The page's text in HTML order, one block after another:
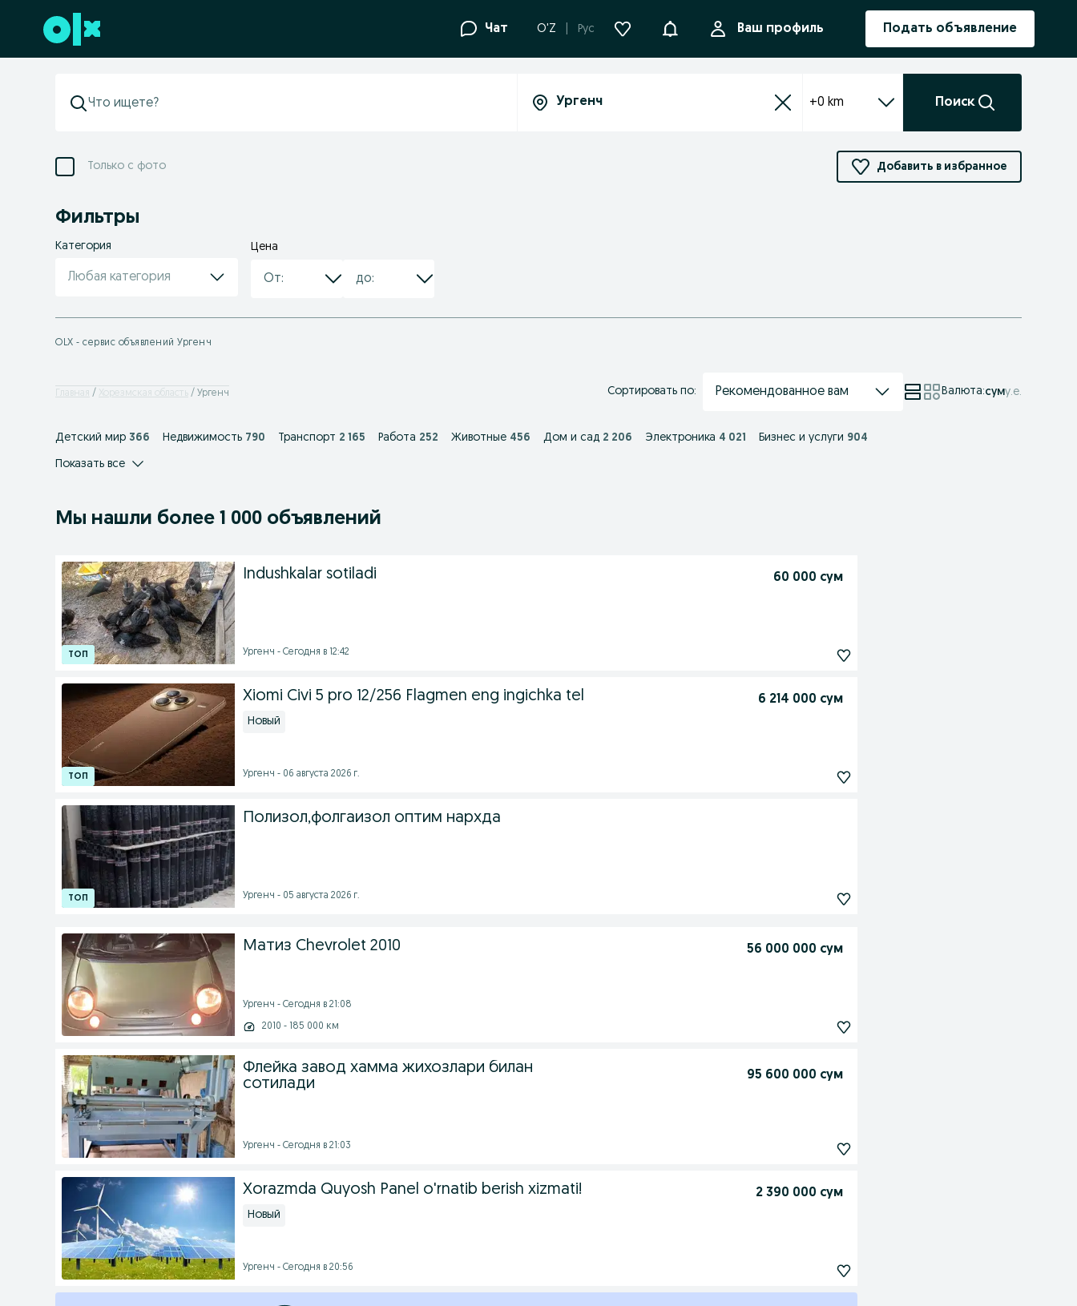
Перейти к нижнему колонтитулу Чат O'Z Рус УведомленияВаш профиль Подать объявление
+0 km Поиск
Только с фото Добавить в избранное
Фильтры
Категория
Любая категория
Цена
OLX - сервис объявлений Ургенч
Главная Хорезмская область Ургенч Сортировать по: Рекомендованное вам Валюта:суму.е.
Детский мир 366 Недвижимость 790 Транспорт 2 165 Работа 252 Животные 456 Дом и сад 2 206 Электроника 4 021 Бизнес и услуги 904
Показать все
Мы нашли более 1 000 объявлений
Indushkalar sotiladi 60 000 сум
Ургенч - Сегодня в 12:42
Xiomi Civi 5 pro 12/256 Flagmen eng ingichka tel 6 214 000 сум
Новый
Ургенч - 06 августа 2026 г.
Полизол,фолгаизол оптим нархда
Ургенч - 05 августа 2026 г.
Матиз Chevrolet 2010 56 000 000 сум
Ургенч - Сегодня в 21:08
2010 - 185 000 км
Флейка завод хамма жихозлари билан
сотилади
95 600 000 сум
Ургенч - Сегодня в 21:03
Xorazmda Quyosh Panel o'rnatib berish xizmati! 2 390 000 сум
Новый
Ургенч - Сегодня в 20:56